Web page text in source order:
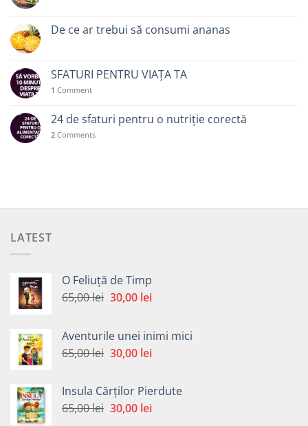
De ce ar trebui să consumi ananas
SFATURI PENTRU VIAȚA TA
1 Comment
24 de sfaturi pentru o nutriție corectă
2 Comments
LATEST
O Feliuță de Timp
65,00lei Prețul
fost:
65,00 lei.
30,00 leiPrețul
30,00 lei.
Aventurile unei inimi mici
65,00lei Prețul
fost:
65,00 lei.
30,00 leiPrețul
30,00 lei.
Insula Cărților Pierdute
65,00lei Prețul
30,00 leiPrețul